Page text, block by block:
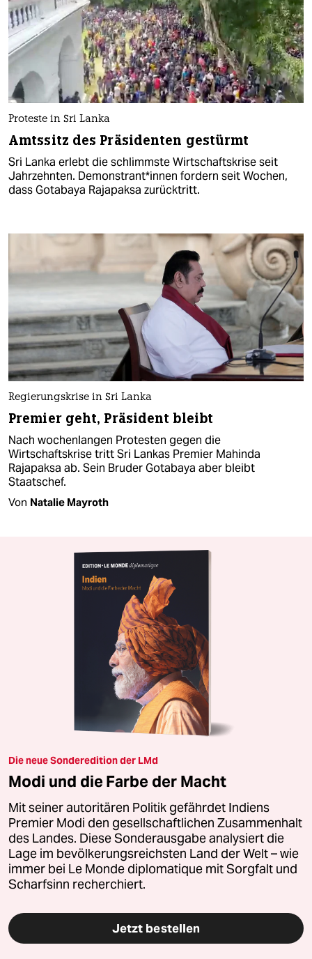
Proteste in Sri Lanka
Amtssitz des Präsidenten gestürmt
Sri Lanka erlebt die schlimmste Wirtschaftskrise seit
Jahrzehnten. De­mons­tran­t*in­nen fordern seit Wochen,
dass Gotabaya Rajapaksa zurücktritt.
Regierungskrise in Sri Lanka
Premier geht, Präsident bleibt
Nach wochenlangen Protesten gegen die
Wirtschaftskrise tritt Sri Lankas Premier Mahinda
Rajapaksa ab. Sein Bruder Gotabaya aber bleibt
Staatschef.
Von Natalie Mayroth
Die neue Sonderedition der LMd
Modi und die Farbe der Macht
Mit seiner autoritären Politik gefährdet Indiens
Premier Modi den gesellschaftlichen Zusammenhalt
des Landes. Diese Sonderausgabe analysiert die
Lage im bevölkerungsreichsten Land der Welt – wie
immer bei Le Monde diplomatique mit Sorgfalt und
Scharfsinn recherchiert.
Jetzt bestellen